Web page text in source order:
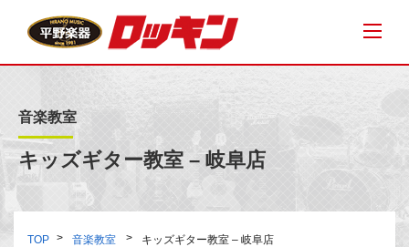
音楽教室
キッズギター教室 – 岐阜店
TOP 音楽教室 キッズギター教室 – 岐阜店